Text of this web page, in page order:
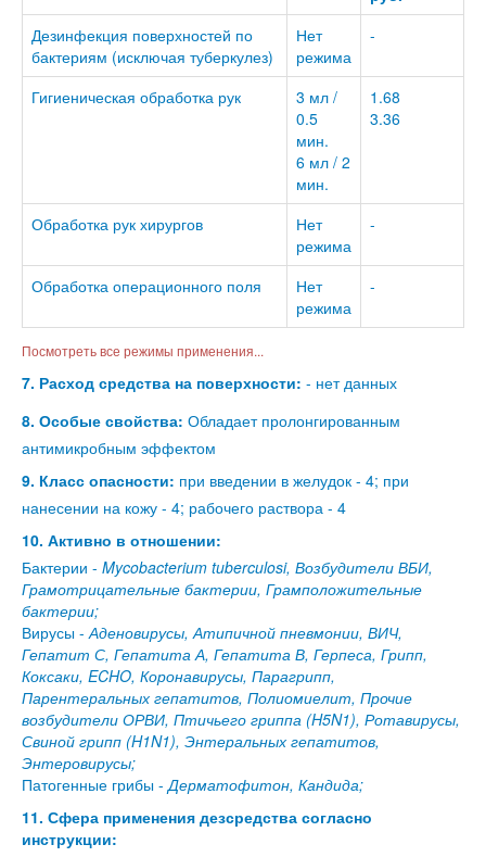
Дезинфекция поверхностей по
бактериям (исключая туберкулез)
Нет
режима
-
Гигиеническая обработка рук
3 мл /
0.5
мин.
6 мл / 2
мин.
1.68
3.36
Обработка рук хирургов
Нет
режима
-
Обработка операционного поля
Нет
режима
-
Посмотреть все режимы применения...
7. Расход средства на поверхности: - нет данных
8. Особые свойства: Обладает пролонгированным
антимикробным эффектом
9. Класс опасности: при введении в желудок - 4; при
нанесении на кожу - 4; рабочего раствора - 4
10. Активно в отношении:
Бактерии - Mycobacterium tuberculosi, Возбудители ВБИ,
Грамотрицательные бактерии, Грамположительные
бактерии;
Вирусы -Аденовирусы, Атипичной пневмонии, ВИЧ,
Гепатит С, Гепатита А, Гепатита В, Герпеса, Грипп,
Коксаки, ECHO, Коронавирусы, Парагрипп,
Парентеральных гепатитов, Полиомиелит, Прочие
возбудители ОРВИ, Птичьего гриппа (H5N1), Ротавирусы,
Свиной грипп (H1N1), Энтеральных гепатитов,
Энтеровирусы;
Патогенные грибы -Дерматофитон, Кандида;
11. Сфера применения дезсредства согласно
инструкции: